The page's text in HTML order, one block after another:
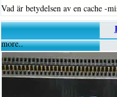
Vad är betydelsen av en cache -
more..